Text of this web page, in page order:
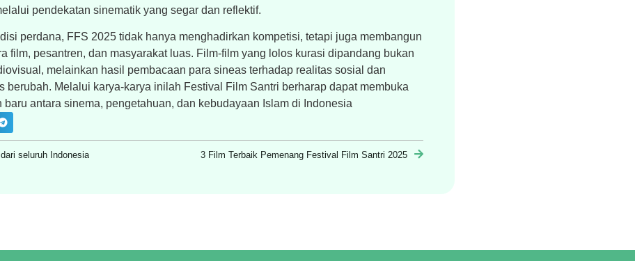
pendekatan sinematik yang segar dan reflektif.
perdana, FFS 2025 tidak hanya menghadirkan kompetisi, tetapi juga membangun
film, pesantren, dan masyarakat luas. Film-film yang lolos kurasi dipandang bukan
melainkan hasil pembacaan para sineas terhadap realitas sosial dan
berubah. Melalui karya-karya inilah Festival Film Santri berharap dapat membuka
baru antara sinema, pengetahuan, dan kebudayaan Islam di Indonesia
seluruh Indonesia 3 Film Terbaik Pemenang Festival Film Santri 2025